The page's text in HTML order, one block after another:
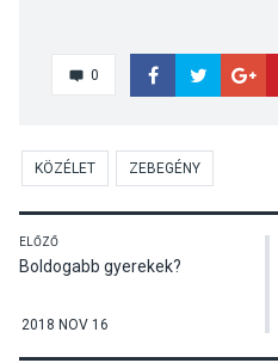
0
KÖZÉLET ZEBEGÉNY
ELŐZŐ
Boldogabb gyerekek?
2018 NOV 16